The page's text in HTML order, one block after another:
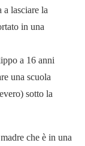
lasciare la
in una
a 16 anni
una scuola
sotto la
che è in una